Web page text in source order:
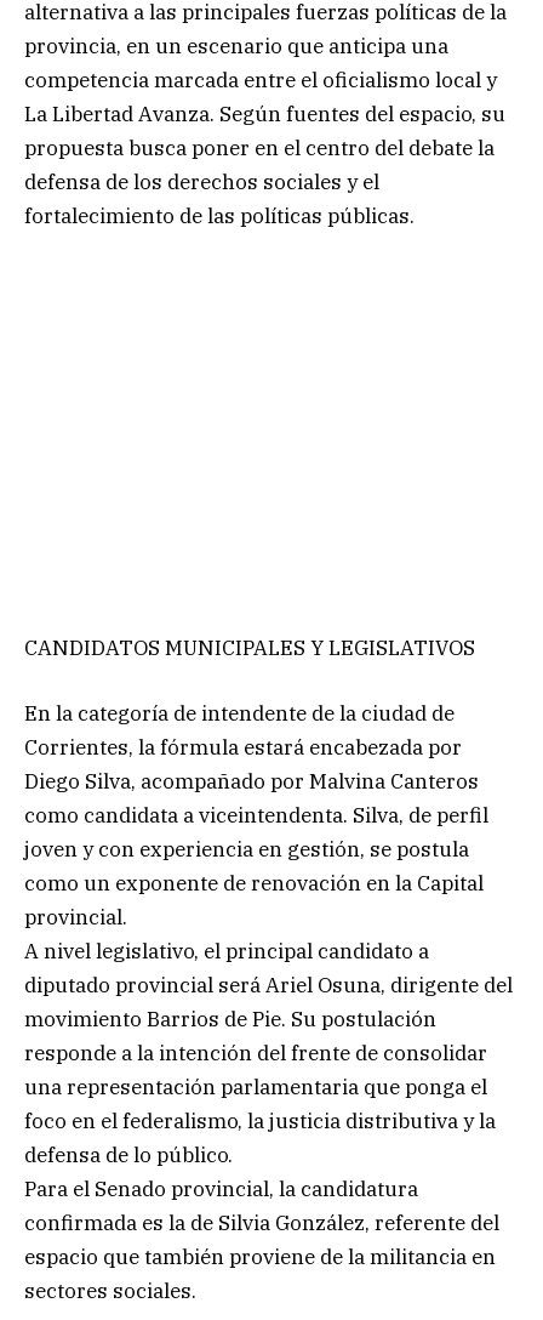
alternativa a las principales fuerzas políticas de la
provincia, en un escenario que anticipa una
competencia marcada entre el oficialismo local y
La Libertad Avanza. Según fuentes del espacio, su
propuesta busca poner en el centro del debate la
defensa de los derechos sociales y el
fortalecimiento de las políticas públicas.
CANDIDATOS MUNICIPALES Y LEGISLATIVOS
En la categoría de intendente de la ciudad de
Corrientes, la fórmula estará encabezada por
Diego Silva, acompañado por Malvina Canteros
como candidata a viceintendenta. Silva, de perfil
joven y con experiencia en gestión, se postula
como un exponente de renovación en la Capital
provincial.
A nivel legislativo, el principal candidato a
diputado provincial será Ariel Osuna, dirigente del
movimiento Barrios de Pie. Su postulación
responde a la intención del frente de consolidar
una representación parlamentaria que ponga el
foco en el federalismo, la justicia distributiva y la
defensa de lo público.
Para el Senado provincial, la candidatura
confirmada es la de Silvia González, referente del
espacio que también proviene de la militancia en
sectores sociales.